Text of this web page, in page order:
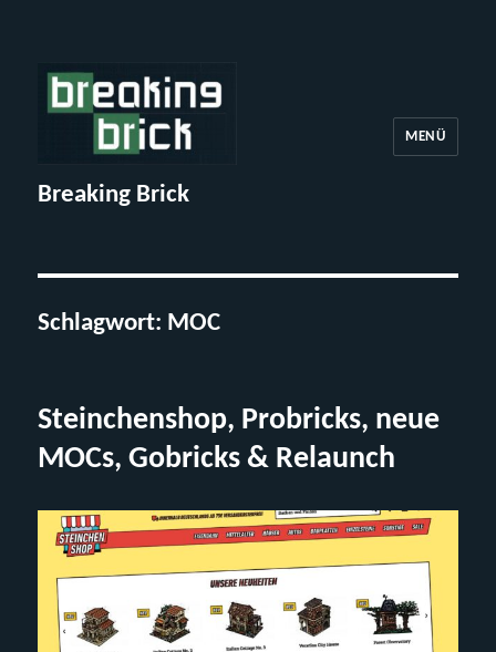
Breaking Brick
MENÜ
Schlagwort: MOC
Steinchenshop, Probricks, neue
MOCs, Gobricks & Relaunch